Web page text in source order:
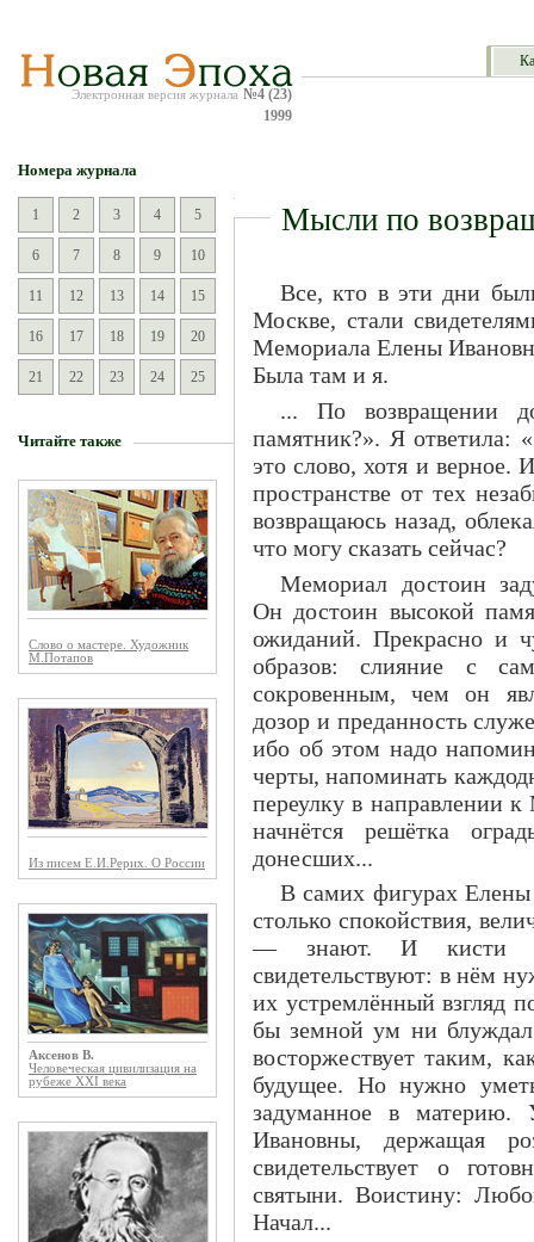
Электронная версия журнала №4 (23)
1999
Номера журнала
1 2 3 4 5
6 7 8 9 10
11 12 13 14 15
16 17 18 19 20
21 22 23 24 25
Читайте также
Слово о мастере. Художник
М.Потапов
Из писем Е.И.Рерих. О России
Аксенов В.
Человеческая цивилизация на
рубеже XXI века
Мысли по
Все, кто в эти дни
Москве, стали
Мемориала Елены
Была там и я.
... По возвращении
памятник?». Я ответила:
это слово, хотя и верное.
пространстве от тех
возвращаюсь назад,
что могу сказать сейчас?
Мемориал достоин
Он достоин высокой
ожиданий. Прекрасно и
образов: слияние с
сокровенным, чем он
дозор и преданность
ибо об этом надо
черты, напоминать
переулку в направлении
начнётся решётка
донесших...
В самих фигурах
столько спокойствия,
— знают. И кисти
свидетельствуют: в нём
их устремлённый взгляд
бы земной ум ни блуждал
восторжествует таким,
будущее. Но нужно
задуманное в материю.
Ивановны, держащая
свидетельствует о
святыни. Воистину:
Начал...